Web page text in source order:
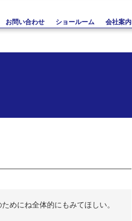
お問い合わせ ショールーム 会社案内
めにね全体的にもみてほしい。